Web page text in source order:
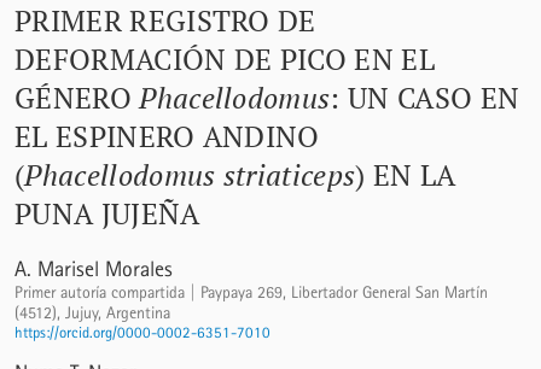
PRIMER REGISTRO DE
DEFORMACIÓN DE PICO EN EL
GÉNEROPhacellodomus: UN CASO EN
EL ESPINERO ANDINO
(Phacellodomus striaticeps) EN LA
PUNA JUJEÑA
A. Marisel Morales
Primer autoría compartida | Paypaya 269, Libertador General San Martín
(4512), Jujuy, Argentina
https://orcid.org/0000-0002-6351-7010